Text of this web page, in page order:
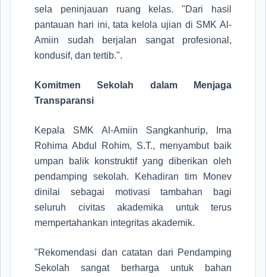
sela peninjauan ruang kelas. "Dari hasil
pantauan hari ini, tata kelola ujian di SMK Al-
Amiin sudah berjalan sangat profesional,
kondusif, dan tertib.".
Komitmen Sekolah dalam Menjaga
Transparansi
Kepala SMK Al-Amiin Sangkanhurip,
Ima
Rohima Abdul Rohim, S.T., menyambut baik
umpan balik konstruktif yang diberikan oleh
pendamping sekolah. Kehadiran tim Monev
dinilai sebagai motivasi tambahan bagi
seluruh civitas akademika untuk terus
mempertahankan integritas akademik.
"Rekomendasi dan catatan dari Pendamping
Sekolah sangat berharga untuk bahan